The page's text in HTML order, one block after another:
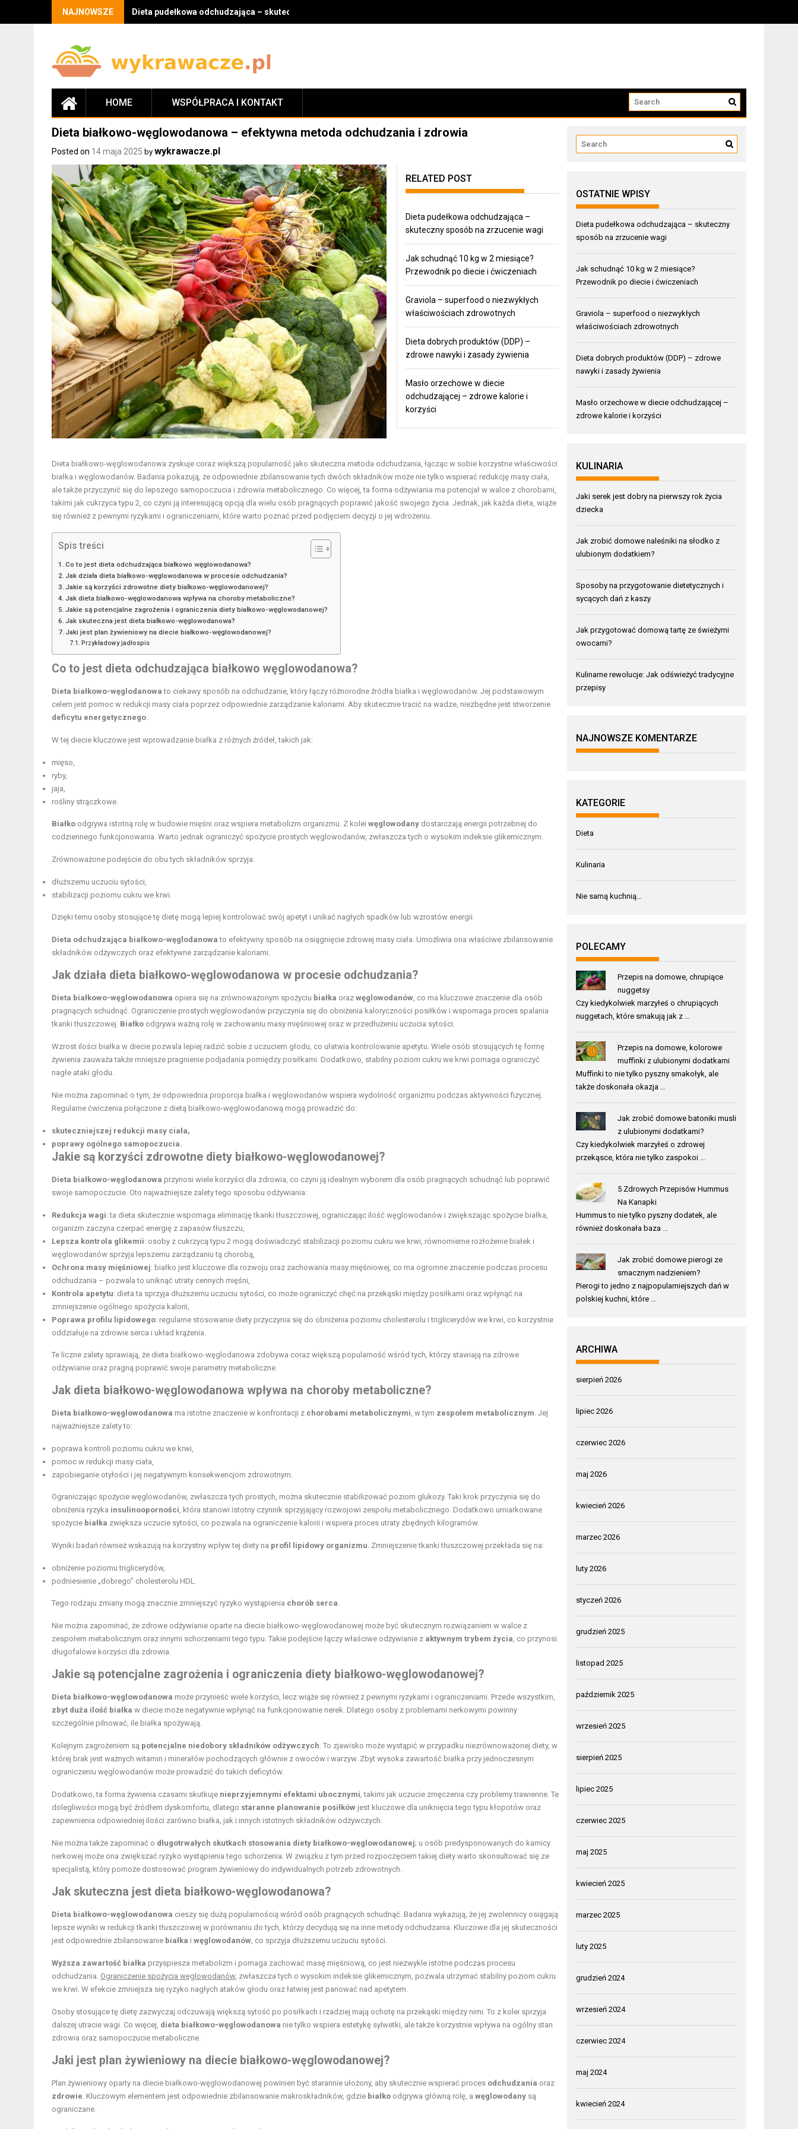
NAJNOWSZE Dieta pudełkowa odchudzająca – skuteczny sposób na zrzucenie wagi
HOME WSPÓŁPRACA I KONTAKT
Dieta białkowo-węglowodanowa – efektywna metoda odchudzania i zdrowia
Posted on 14 maja 2025 by wykrawacze.pl
RELATED POST
Dieta pudełkowa odchudzająca –
skuteczny sposób na zrzucenie wagi
Jak schudnąć 10 kg w 2 miesiące?
Przewodnik po diecie i ćwiczeniach
Graviola – superfood o niezwykłych
właściwościach zdrowotnych
Dieta dobrych produktów (DDP) –
zdrowe nawyki i zasady żywienia
Masło orzechowe w diecie
odchudzającej – zdrowe kalorie i
korzyści
Dieta białkowo-węglowodanowa zyskuje coraz większą popularność jako skuteczna metoda odchudzania, łącząc w sobie korzystne właściwości
białka i węglowodanów. Badania pokazują, że odpowiednie zbilansowanie tych dwóch składników może nie tylko wspierać redukcję masy ciała,
ale także przyczynić się do lepszego samopoczucia i zdrowia metabolicznego. Co więcej, ta forma odżywiania ma potencjał w walce z chorobami,
takimi jak cukrzyca typu 2, co czyni ją interesującą opcją dla wielu osób pragnących poprawić jakość swojego życia. Jednak, jak każda dieta, wiąże
się również z pewnymi ryzykami i ograniczeniami, które warto poznać przed podjęciem decyzji o jej wdrożeniu.
Spis treści
Co to jest dieta odchudzająca białkowo węglowodanowa?
Jak działa dieta białkowo-węglowodanowa w procesie odchudzania?
Jakie są korzyści zdrowotne diety białkowo-węglowodanowej?
Jak dieta białkowo-węglowodanowa wpływa na choroby metaboliczne?
Jakie są potencjalne zagrożenia i ograniczenia diety białkowo-węglowodanowej?
Jak skuteczna jest dieta białkowo-węglowodanowa?
Jaki jest plan żywieniowy na diecie białkowo-węglowodanowej?
Przykładowy jadłospis
Co to jest dieta odchudzająca białkowo węglowodanowa?
Dieta białkowo-węglodanowa to ciekawy sposób na odchudzanie, który łączy różnorodne źródła białka i węglowodanów. Jej podstawowym
celem jest pomoc w redukcji masy ciała poprzez odpowiednie zarządzanie kaloriami. Aby skutecznie tracić na wadze, niezbędne jest stworzenie
deficytu energetycznego
W tej diecie kluczowe jest wprowadzanie białka z różnych źródeł, takich jak:
mięso,
ryby,
jaja,
rośliny strączkowe.
Białko odgrywa istotną rolę w budowie mięśni oraz wspiera metabolizm organizmu. Z kolei węglowodany dostarczają energii potrzebnej do
codziennego funkcjonowania. Warto jednak ograniczyć spożycie prostych węglowodanów, zwłaszcza tych o wysokim indeksie glikemicznym.
Zrównoważone podejście do obu tych składników sprzyja:
dłuższemu uczuciu sytości,
stabilizacji poziomu cukru we krwi.
Dzięki temu osoby stosujące tę dietę mogą lepiej kontrolować swój apetyt i unikać nagłych spadków lub wzrostów energii.
Dieta odchudzająca białkowo-węglodanowa to efektywny sposób na osiągnięcie zdrowej masy ciała. Umożliwia ona właściwe zbilansowanie
składników odżywczych oraz efektywne zarządzanie kaloriami.
Jak działa dieta białkowo-węglowodanowa w procesie odchudzania?
Dieta białkowo-węglowodanowa opiera się na zrównoważonym spożyciu białka oraz węglowodanów , co ma kluczowe znaczenie dla osób
pragnących schudnąć. Ograniczenie prostych węglowodanów przyczynia się do obniżenia kaloryczności posiłków i wspomaga proces spalania
tkanki tłuszczowej. Białko odgrywa ważną rolę w zachowaniu masy mięśniowej oraz w przedłużeniu uczucia sytości.
Wzrost ilości białka w diecie pozwala lepiej radzić sobie z uczuciem głodu, co ułatwia kontrolowanie apetytu. Wiele osób stosujących tę formę
żywienia zauważa także mniejsze pragnienie podjadania pomiędzy posiłkami. Dodatkowo, stabilny poziom cukru we krwi pomaga ograniczyć
nagłe ataki głodu.
Nie można zapominać o tym, że odpowiednia proporcja białka i węglowodanów wspiera wydolność organizmu podczas aktywności fizycznej.
Regularne ćwiczenia połączone z dietą białkowo-węglowodanową mogą prowadzić do:
skuteczniejszej redukcji masy ciała,
poprawy ogólnego samopoczucia.
Jakie są korzyści zdrowotne diety białkowo-węglowodanowej?
Dieta białkowo-węglodanowa przynosi wiele korzyści dla zdrowia, co czyni ją idealnym wyborem dla osób pragnących schudnąć lub poprawić
swoje samopoczucie. Oto najważniejsze zalety tego sposobu odżywiania:
Redukcja wagi: ta dieta skutecznie wspomaga eliminację tkanki tłuszczowej, ograniczając ilość węglowodanów i zwiększając spożycie białka,
organizm zaczyna czerpać energię z zapasów tłuszczu,
Lepsza kontrola glikemii: osoby z cukrzycą typu 2 mogą doświadczyć stabilizacji poziomu cukru we krwi, równomierne rozłożenie białek i
węglowodanów sprzyja lepszemu zarządzaniu tą chorobą,
Ochrona masy mięśniowej: białko jest kluczowe dla rozwoju oraz zachowania masy mięśniowej, co ma ogromne znaczenie podczas procesu
odchudzania – pozwala to uniknąć utraty cennych mięśni,
Kontrola apetytu: dieta ta sprzyja dłuższemu uczuciu sytości, co może ograniczyć chęć na przekąski między posiłkami oraz wpłynąć na
zmniejszenie ogólnego spożycia kalorii,
Poprawa profilu lipidowego: regularne stosowanie diety przyczynia się do obniżenia poziomu cholesterolu i triglicerydów we krwi, co korzystnie
oddziałuje na zdrowie serca i układ krążenia.
Te liczne zalety sprawiają, że dieta białkowo-węglodanowa zdobywa coraz większą popularność wśród tych, którzy stawiają na zdrowe
odżywianie oraz pragną poprawić swoje parametry metaboliczne.
Jak dieta białkowo-węglowodanowa wpływa na choroby metaboliczne?
Dieta białkowo-węglowodanowa ma istotne znaczenie w konfrontacji z chorobami metabolicznymi , w tym zespołem metabolicznym . Jej
najważniejsze zalety to:
poprawa kontroli poziomu cukru we krwi,
pomoc w redukcji masy ciała,
zapobieganie otyłości i jej negatywnym konsekwencjom zdrowotnym.
Ograniczając spożycie węglowodanów, zwłaszcza tych prostych, można skutecznie stabilizować poziom glukozy. Taki krok przyczynia się do
obniżenia ryzyka insulinooporności , która stanowi istotny czynnik sprzyjający rozwojowi zespołu metabolicznego. Dodatkowo umiarkowane
spożycie białka zwiększa uczucie sytości, co pozwala na ograniczenie kalorii i wspiera proces utraty zbędnych kilogramów.
Wyniki badań również wskazują na korzystny wpływ tej diety na profil lipidowy organizmu . Zmniejszenie tkanki tłuszczowej przekłada się na:
obniżenie poziomu triglicerydów,
podniesienie „dobrego” cholesterolu HDL.
Tego rodzaju zmiany mogą znacznie zmniejszyć ryzyko wystąpienia chorób serca
Nie można zapominać, że zdrowe odżywianie oparte na diecie białkowo-węglowodanowej może być skutecznym rozwiązaniem w walce z
zespołem metabolicznym oraz innymi schorzeniami tego typu. Takie podejście łączy właściwe odżywianie z aktywnym trybem życia , co przynosi
długofalowe korzyści dla zdrowia.
Jakie są potencjalne zagrożenia i ograniczenia diety białkowo-węglowodanowej?
Dieta białkowo-węglowodanowa może przynieść wiele korzyści, lecz wiąże się również z pewnymi ryzykami i ograniczeniami. Przede wszystkim,
zbyt duża ilość białka w diecie może negatywnie wpłynąć na funkcjonowanie nerek. Dlatego osoby z problemami nerkowymi powinny
szczególnie pilnować, ile białka spożywają.
Kolejnym zagrożeniem są potencjalne niedobory składników odżywczych . To zjawisko może wystąpić w przypadku niezrównoważonej diety, w
której brak jest ważnych witamin i minerałów pochodzących głównie z owoców i warzyw. Zbyt wysoka zawartość białka przy jednoczesnym
ograniczeniu węglowodanów może prowadzić do takich deficytów.
Dodatkowo, ta forma żywienia czasami skutkuje nieprzyjemnymi efektami ubocznymi , takimi jak uczucie zmęczenia czy problemy trawienne. Te
dolegliwości mogą być źródłem dyskomfortu, dlatego staranne planowanie posiłków jest kluczowe dla uniknięcia tego typu kłopotów oraz
zapewnienia odpowiedniej ilości zarówno białka, jak i innych istotnych składników odżywczych.
Nie można także zapominać o długotrwałych skutkach stosowania diety białkowo-węglowodanowej; u osób predysponowanych do kamicy
nerkowej może ona zwiększać ryzyko wystąpienia tego schorzenia. W związku z tym przed rozpoczęciem takiej diety warto skonsultować się ze
specjalistą, który pomoże dostosować program żywieniowy do indywidualnych potrzeb zdrowotnych.
Jak skuteczna jest dieta białkowo-węglowodanowa?
Dieta białkowo-węglowodanowa cieszy się dużą popularnością wśród osób pragnących schudnąć. Badania wykazują, że jej zwolennicy osiągają
lepsze wyniki w redukcji tkanki tłuszczowej w porównaniu do tych, którzy decydują się na inne metody odchudzania. Kluczowe dla jej skuteczności
jest odpowiednie zbilansowanie białka i węglowodanów , co sprzyja dłuższemu uczuciu sytości.
Wyższa zawartość białka przyspiesza metabolizm i pomaga zachować masę mięśniową, co jest niezwykle istotne podczas procesu
odchudzania. Ograniczenie spożycia węglowodanów, zwłaszcza tych o wysokim indeksie glikemicznym, pozwala utrzymać stabilny poziom cukru
we krwi. W efekcie zmniejsza się ryzyko nagłych ataków głodu oraz łatwiej jest panować nad apetytem.
Osoby stosujące tę dietę zazwyczaj odczuwają większą sytość po posiłkach i rzadziej mają ochotę na przekąski między nimi. To z kolei sprzyja
dalszej utracie wagi. Co więcej, dieta białkowo-węglowodanowa nie tylko wspiera estetykę sylwetki, ale także korzystnie wpływa na ogólny stan
zdrowia oraz samopoczucie metaboliczne.
Jaki jest plan żywieniowy na diecie białkowo-węglowodanowej?
Plan żywieniowy oparty na diecie białkowo-węglowodanowej powinien być starannie ułożony, aby skutecznie wspierać proces odchudzania oraz
zdrowie . Kluczowym elementem jest odpowiednie zbilansowanie makroskładników, gdzie białko odgrywa główną rolę, a węglowodany są
ograniczane.
OSTATNIE WPISY
Dieta pudełkowa odchudzająca – skuteczny
sposób na zrzucenie wagi
Jak schudnąć 10 kg w 2 miesiące?
Przewodnik po diecie i ćwiczeniach
Graviola – superfood o niezwykłych
właściwościach zdrowotnych
Dieta dobrych produktów (DDP) – zdrowe
nawyki i zasady żywienia
Masło orzechowe w diecie odchudzającej –
zdrowe kalorie i korzyści
KULINARIA
Jaki serek jest dobry na pierwszy rok życia
dziecka
Jak zrobić domowe naleśniki na słodko z
ulubionym dodatkiem?
Sposoby na przygotowanie dietetycznych i
sycących dań z kaszy
Jak przygotować domową tartę ze świeżymi
owocami?
Kulinarne rewolucje: Jak odświeżyć tradycyjne
przepisy
NAJNOWSZE KOMENTARZE
KATEGORIE
Dieta
Kulinaria
Nie samą kuchnią…
POLECAMY
Przepis na domowe, chrupiące
nuggetsy
Czy kiedykolwiek marzyłeś o chrupiących
nuggetach, które smakują jak z …
Przepis na domowe, kolorowe
muffinki z ulubionymi dodatkami
Muffinki to nie tylko pyszny smakołyk, ale
także doskonała okazja …
Jak zrobić domowe batoniki musli
z ulubionymi dodatkami?
Czy kiedykolwiek marzyłeś o zdrowej
przekąsce, która nie tylko zaspokoi …
5 Zdrowych Przepisów Hummus
Na Kanapki
Hummus to nie tylko pyszny dodatek, ale
również doskonała baza …
Jak zrobić domowe pierogi ze
smacznym nadzieniem?
Pierogi to jedno z najpopularniejszych dań w
polskiej kuchni, które …
ARCHIWA
sierpień 2026
lipiec 2026
czerwiec 2026
maj 2026
kwiecień 2026
marzec 2026
luty 2026
styczeń 2026
grudzień 2025
listopad 2025
październik 2025
wrzesień 2025
sierpień 2025
lipiec 2025
czerwiec 2025
maj 2025
kwiecień 2025
marzec 2025
luty 2025
grudzień 2024
wrzesień 2024
czerwiec 2024
maj 2024
kwiecień 2024